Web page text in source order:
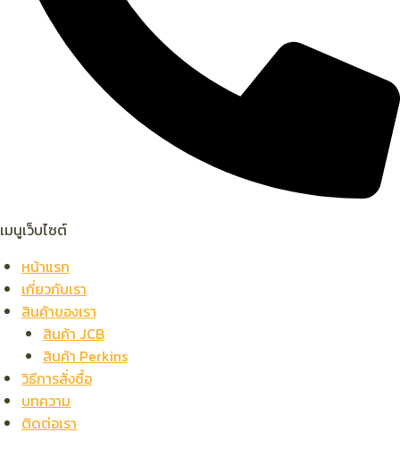
เมนูเว็บไซต์
หน้าแรก
เกี่ยวกับเรา
สินค้าของเรา
สินค้า JCB
สินค้า Perkins
วิธีการสั่งซื้อ
บทความ
ติดต่อเรา